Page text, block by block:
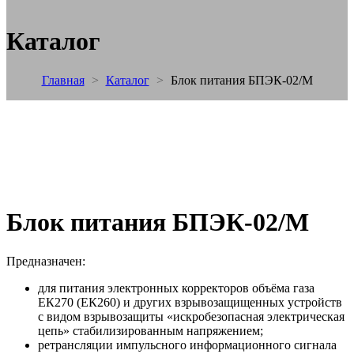
Каталог
Главная > Каталог > Блок питания БПЭК-02/М
Блок питания БПЭК-02/М
Предназначен:
для питания электронных корректоров объёма газа
ЕК270 (ЕК260) и других взрывозащищенных устройств
с видом взрывозащиты «искробезопасная электрическая
цепь» стабилизированным напряжением;
ретрансляции импульсного информационного сигнала